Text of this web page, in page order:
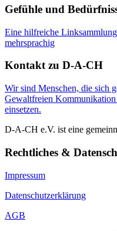
Gefühle und
Eine hilfreiche
mehrsprachig
Kontakt zu D-A-CH
Wir sind Menschen, die sich
Gewaltfreien
einsetzen.
D-A-CH e.V. ist eine
Rechtliches &
Impressum
Datenschutzerklärung
AGB